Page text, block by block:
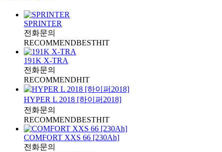
SPRINTER
전화문의
RECOMMENDBESTHIT
191K X-TRA
전화문의
RECOMMENDHIT
HYPER L 2018 [하이퍼2018]
전화문의
RECOMMENDBESTHIT
COMFORT XXS 66 [230Ah]
전화문의